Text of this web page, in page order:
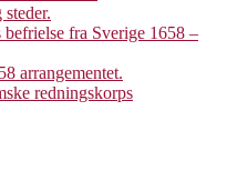
fra Sverige 1658 –
arrangementet.
redningskorps